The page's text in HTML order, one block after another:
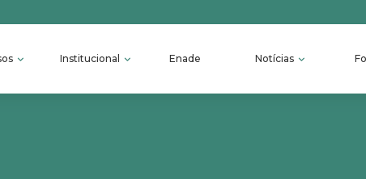
Institucional Enade Notícias